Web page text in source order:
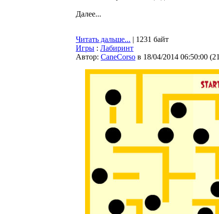
Далее...
Читать дальше... | 1231 байт
Игры : Лабиринт
Автор: CaneCorso в 18/04/2014 06:50:00 (